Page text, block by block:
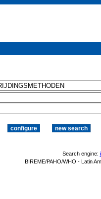
Search engine:
BIREME/PAHO/WHO - Latin